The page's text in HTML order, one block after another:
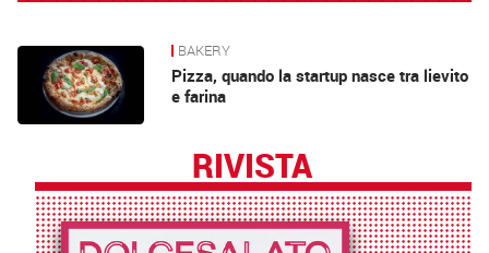
News BAKERY
Pizza, quando la startup nasce tra lievito
e farina
RIVISTA